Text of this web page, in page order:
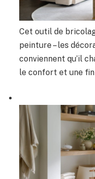
Cet outil de
peinture – les
conviennent qu’il
le confort et une